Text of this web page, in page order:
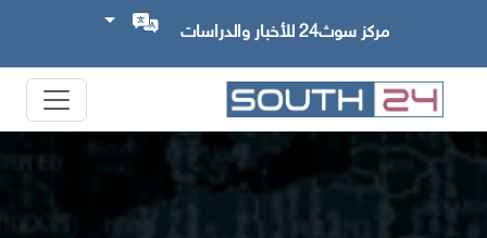
مركز سوث24 للأخبار والدراسات